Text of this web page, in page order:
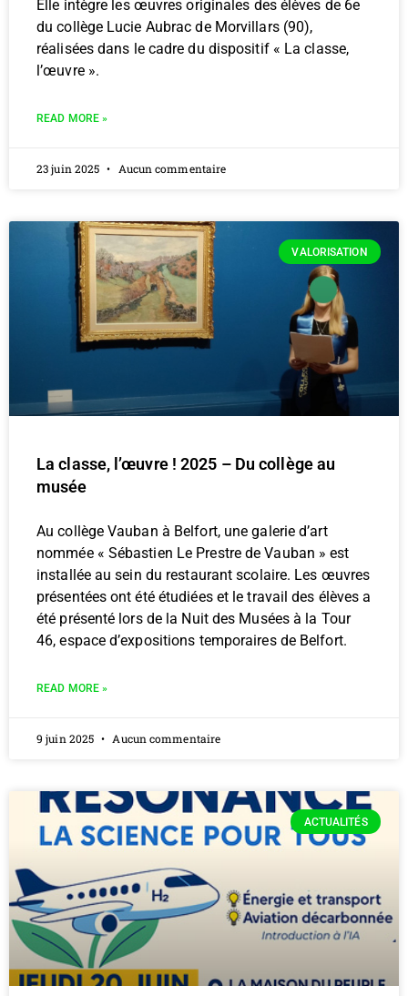
Elle intègre les œuvres originales des élèves de 6e
du collège Lucie Aubrac de Morvillars (90),
réalisées dans le cadre du dispositif « La classe,
l’œuvre ».
READ MORE »
23 juin 2025 Aucun commentaire
VALORISATION
La classe, l’œuvre ! 2025 – Du collège au
musée
Au collège Vauban à Belfort, une galerie d’art
nommée « Sébastien Le Prestre de Vauban » est
installée au sein du restaurant scolaire. Les œuvres
présentées ont été étudiées et le travail des élèves a
été présenté lors de la Nuit des Musées à la Tour
46, espace d’expositions temporaires de Belfort.
READ MORE »
9 juin 2025 Aucun commentaire
ACTUALITÉS